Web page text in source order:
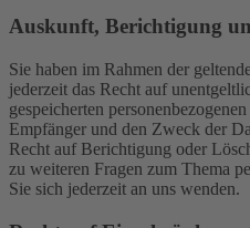
Auskunft, Berichtigung
Sie haben im Rahmen der
jederzeit das Recht auf
gespeicherten
Empfänger und den Zweck der
Recht auf Berichtigung oder
zu weiteren Fragen zum Thema
Sie sich jederzeit an uns wenden.